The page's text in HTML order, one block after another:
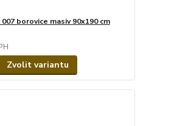
borovice masiv 90x190 cm
Zvolit variantu